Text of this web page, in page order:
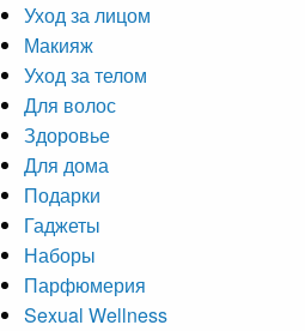
Уход за лицом
Макияж
Уход за телом
Для волос
Здоровье
Для дома
Подарки
Гаджеты
Наборы
Парфюмерия
Sexual Wellness